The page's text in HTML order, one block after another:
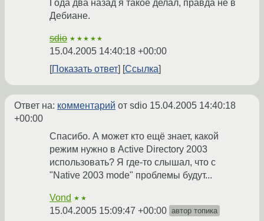
Года два назад я такое делал, правда не в
Дебиане.
sdio ★★★★★
15.04.2005 14:40:18 +00:00
Показать ответ
Ссылка
Ответ на: комментарий от sdio 15.04.2005 14:40:18
+00:00
Спасибо. А может кто ещё знает, какой
режим нужно в Active Directory 2003
использовать? Я где-то слышал, что с
"Native 2003 mode" проблемы будут...
Vond ★★
15.04.2005 15:09:47 +00:00 автор топика